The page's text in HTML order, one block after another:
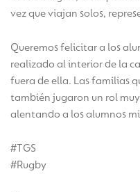
vez que viajan solos,
Queremos felicitar a los
realizado al interior de la
fuera de ella. Las familias
también jugaron un rol
alentando a los alumnos
#TGS
#Rugby